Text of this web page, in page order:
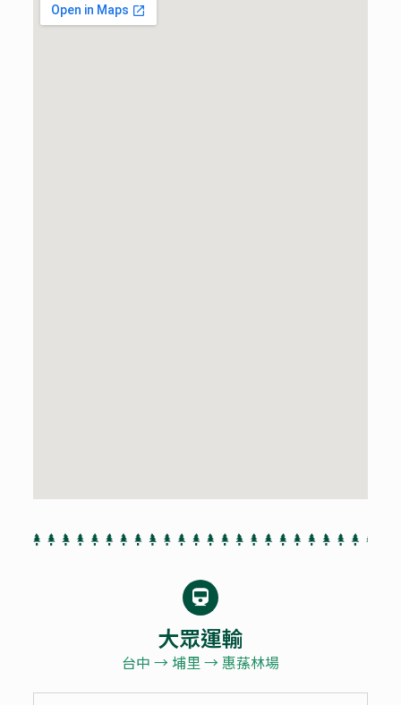
大眾運輸
台中 → 埔里 → 惠蓀林場